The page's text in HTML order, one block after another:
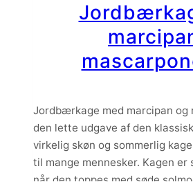
Jordbærkage med marcipan og
den lette udgave af den
virkelig skøn og sommerlig
til mange mennesker. Kagen
når den toppes med søde